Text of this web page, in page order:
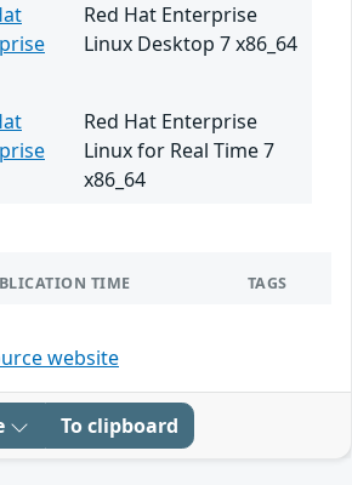
Red Hat Enterprise
Linux Desktop 7 x86_64
Red Hat Enterprise
Linux for Real Time 7
x86_64
TIME TAGS
website
To clipboard